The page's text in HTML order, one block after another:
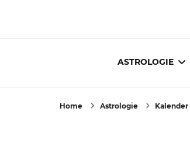
ASTROLOGIE
Home Astrologie Kalender